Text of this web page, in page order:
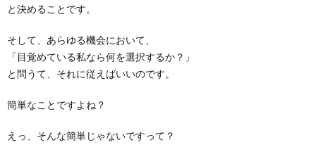
と決めることです。
そして、あらゆる機会において、
「目覚めている私なら何を選択するか？」
と問うて、それに従えばいいのです。
簡単なことですよね？
えっ、そんな簡単じゃないですって？